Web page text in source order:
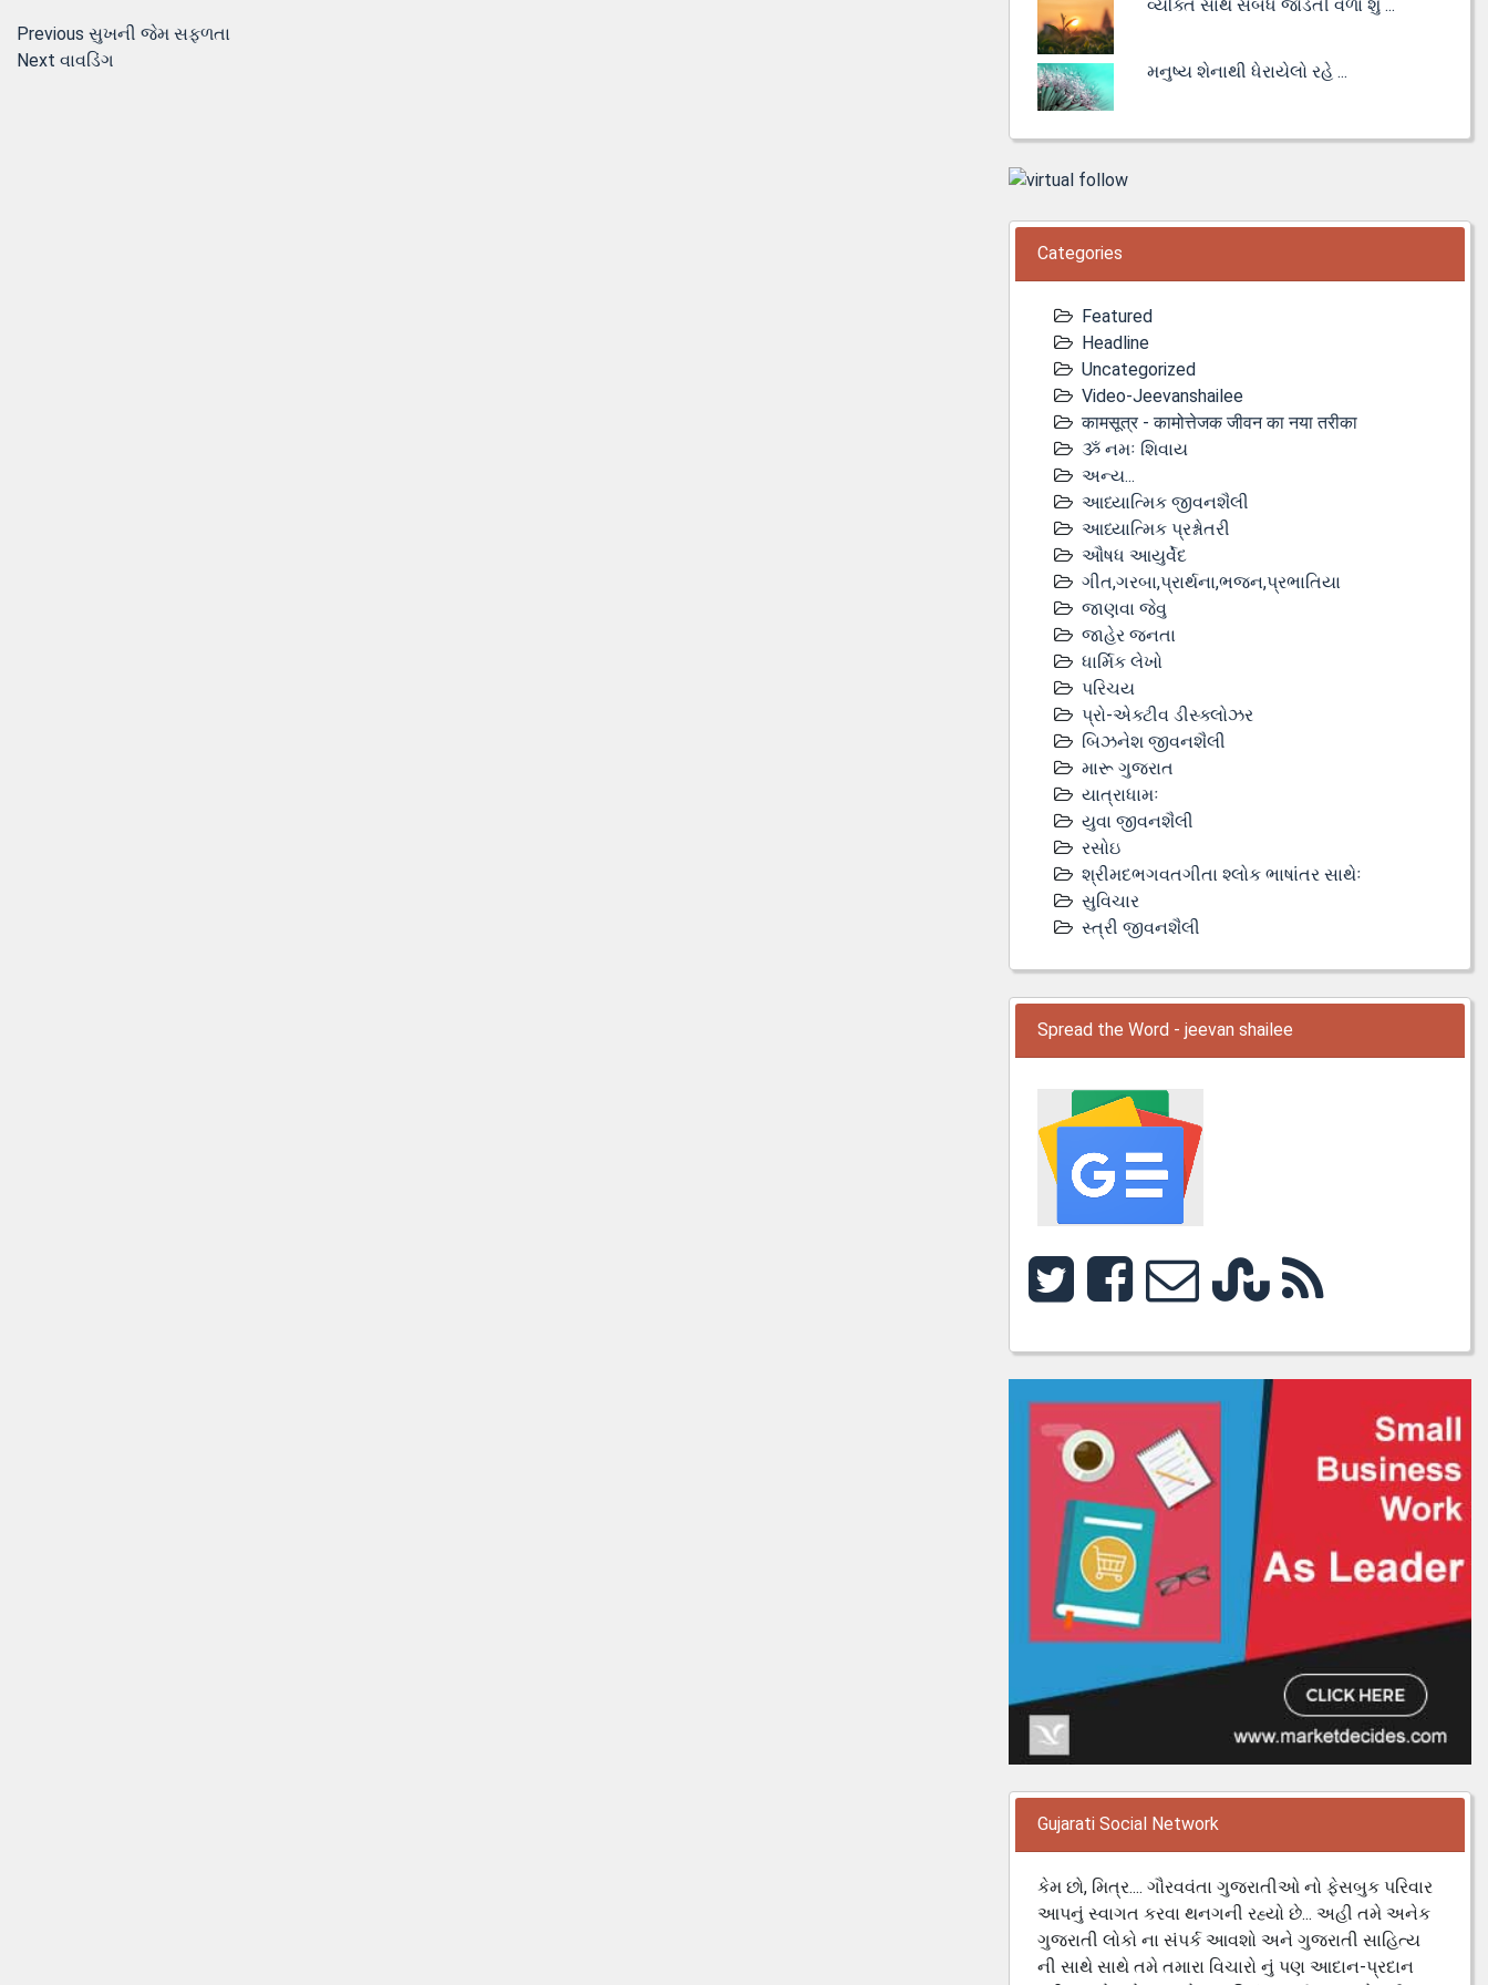
Post
Previous Previous
post:
સુખની જેમ સફળતા
Next Next
વાવડિંગ
વ્યક્તિ સાથે સંબંધ જોડતી વેળા શું ...
મનુષ્ય શેનાથી ધેરાયેલો રહે ...
Categories
Featured
Headline
Uncategorized
Video-Jeevanshailee
कामसूत्र - कामोत्तेजक जीवन का नया तरीका
ૐ નમઃ શિવાય
અન્ય...
આધ્યાત્મિક જીવનશૈલી
આધ્યાત્મિક પ્રશ્નોતરી
ઔષધ આયુર્વેદ
ગીત,ગરબા,પ્રાર્થના,ભજન,પ્રભાતિયા
જાણવા જેવુ
જાહેર જનતા
ધાર્મિક લેખો
પરિચય
પ્રો-એક્ટીવ ડીસ્‍ક્લોઝર
બિઝનેશ જીવનશૈલી
મારૂ ગુજરાત
યાત્રાધામઃ
યુવા જીવનશૈલી
રસોઇ
શ્રીમદભગવતગીતા શ્લોક ભાષાંતર સાથેઃ
સુવિચાર
સ્ત્રી જીવનશૈલી
Spread the Word - jeevan shailee
Gujarati Social Network
કેમ છો, મિત્ર.... ગૌરવવંતા ગુજરાતીઓ નો ફેસબુક પરિવાર
આપનું સ્વાગત કરવા થનગની રહ્યો છે... અહી તમે અનેક
ગુજરાતી લોકો ના સંપર્ક આવશો અને ગુજરાતી સાહિત્ય
ની સાથે સાથે તમે તમારા વિચારો નું પણ આદાન-પ્રદાન